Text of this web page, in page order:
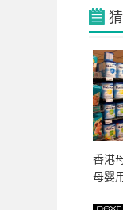
香港
母婴